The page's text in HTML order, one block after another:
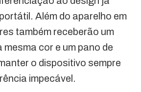
Além do aparelho em
também receberão um
cor e um pano de
o dispositivo sempre
impecável.